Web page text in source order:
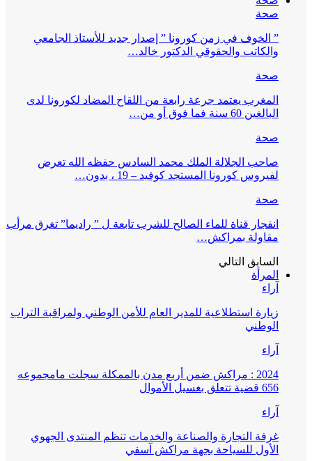
صحة
” الخوف في زمن كورونا ” إصدار جديد للأستاذ الجامعي
والكاتب والحقوقي الدكتور خالد…
صحة
المغرب يعتمد جرعة رابعة من اللقاح المضاد لكورونا لدى
البالغين 60 سنة فما فوق أو من…
صحة
صاحب الجلالة الملك محمد السادس حفظه الله تعرض
لفيروس كورونا المستجد كوفيد – 19 ، بدون…
صحة
انفجار قناة للماء الصالح للشرب تابعة ل ” راديما” تغرق مرأب
مقاولة بمراكش…
السابق التالي
المرأة
آراء
زيارة استطلاعية للمدير العام للأمن الوطني ولمراقبة التراب
الوطني
آراء
2024 : مراكش ضمن أربع مدن بالممكلة سجلت مامجموعه
656 قضية تتعلق بغسيل الأموال
آراء
غرفة التجارة والصناعة والخدمات تنظم المنتدى الجهوي
الأول للسياحة بجهة مراكش آسفي